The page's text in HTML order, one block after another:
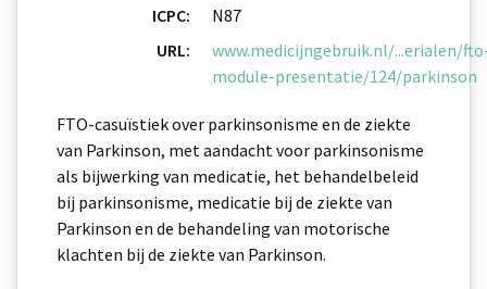
ICPC:
N87
URL:
www.medicijngebruik.nl/...erialen/
module-presentatie/124/parkinson
FTO-casuïstiek over parkinsonisme en de ziekte
van Parkinson, met aandacht voor parkinsonisme
als bijwerking van medicatie, het behandelbeleid
bij parkinsonisme, medicatie bij de ziekte van
Parkinson en de behandeling van motorische
klachten bij de ziekte van Parkinson.